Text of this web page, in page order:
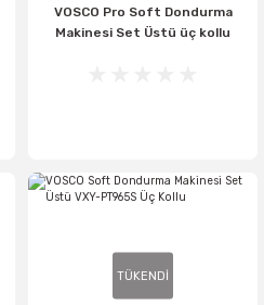
VOSCO Pro Soft Dondurma
Makinesi Set Üstü üç kollu
TÜKENDİ